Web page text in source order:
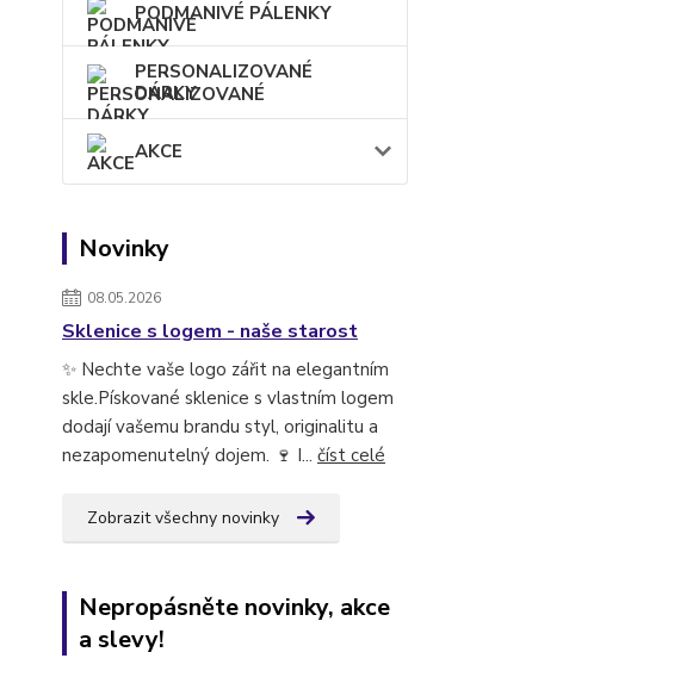
PODMANIVÉ PÁLENKY
PERSONALIZOVANÉ
DÁRKY
AKCE
Novinky
08.05.2026
Sklenice s logem - naše starost
✨ Nechte vaše logo zářit na elegantním
skle.Pískované sklenice s vlastním logem
dodají vašemu brandu styl, originalitu a
nezapomenutelný dojem. 🍷 I... číst celé
Zobrazit všechny novinky
Nepropásněte novinky, akce
a slevy!